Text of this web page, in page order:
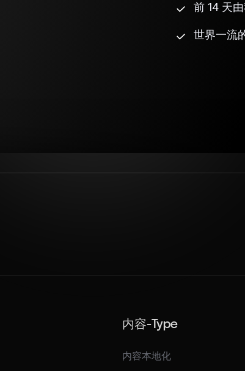
前 14 天
世界一流
内容-Type
内容本地化